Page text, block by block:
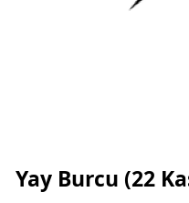
Yay Burcu (22